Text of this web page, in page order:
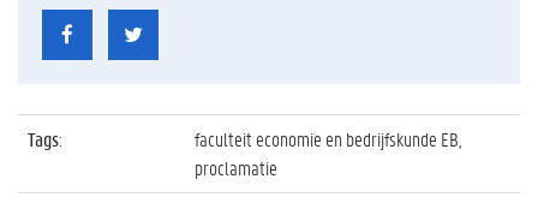
Tags:
faculteit economie en bedrijfskunde EB,
proclamatie